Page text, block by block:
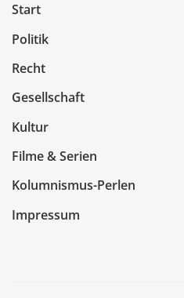
Start
Politik
Recht
Gesellschaft
Kultur
Filme & Serien
Kolumnismus-Perlen
Impressum